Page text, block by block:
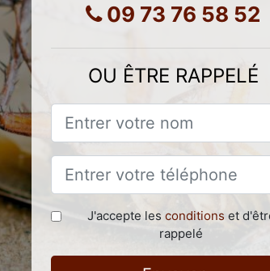
09 73 76 58 52
OU ÊTRE RAPPELÉ
J'accepte les conditions et
rappelé